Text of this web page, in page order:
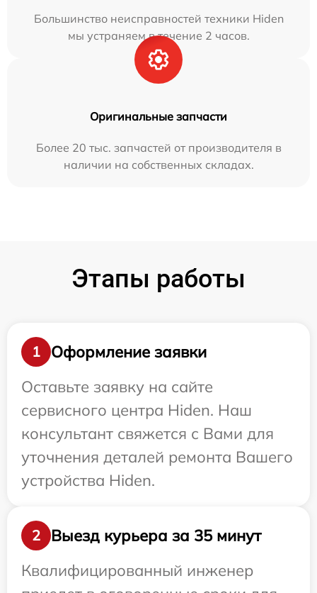
Большинство неисправностей техники Hiden
мы устраняем в течение 2 часов.
Оригинальные запчасти
Более 20 тыс. запчастей от производителя в
наличии на собственных складах.
Этапы работы
1
Оформление заявки
Оставьте заявку на сайте
сервисного центра Hiden. Наш
консультант свяжется с Вами для
уточнения деталей ремонта Вашего
устройства Hiden.
2
Выезд курьера за 35 минут
Квалифицированный инженер